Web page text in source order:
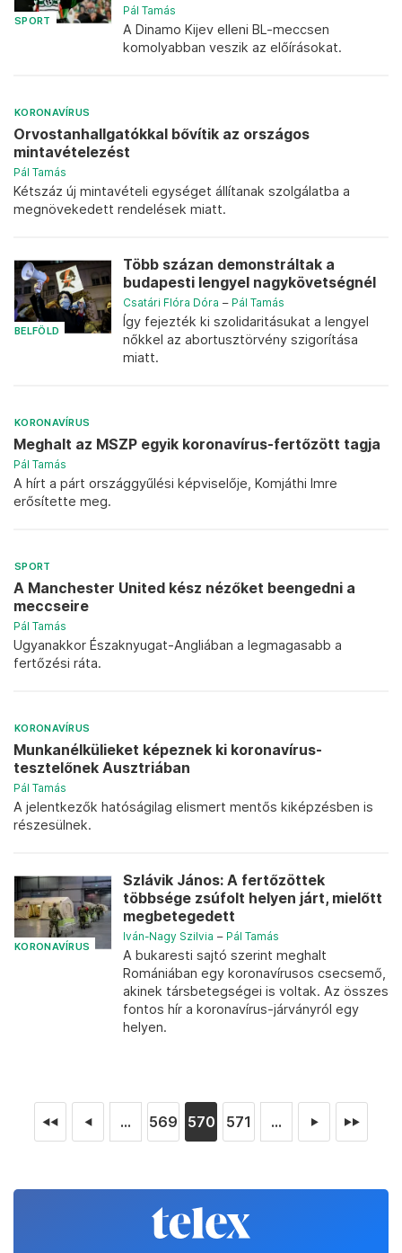
SPORT
Pál Tamás
A Dinamo Kijev elleni BL-meccsen
komolyabban veszik az előírásokat.
KORONAVÍRUS
Orvostanhallgatókkal bővítik az országos
mintavételezést
Pál Tamás
Kétszáz új mintavételi egységet állítanak szolgálatba a
megnövekedett rendelések miatt.
BELFÖLD
Több százan demonstráltak a
budapesti lengyel nagykövetségnél
Csatári Flóra Dóra – Pál Tamás
Így fejezték ki szolidaritásukat a lengyel
nőkkel az abortusztörvény szigorítása
miatt.
KORONAVÍRUS
Meghalt az MSZP egyik koronavírus-fertőzött tagja
Pál Tamás
A hírt a párt országgyűlési képviselője, Komjáthi Imre
erősítette meg.
SPORT
A Manchester United kész nézőket beengedni a
meccseire
Pál Tamás
Ugyanakkor Északnyugat-Angliában a legmagasabb a
fertőzési ráta.
KORONAVÍRUS
Munkanélkülieket képeznek ki koronavírus-
tesztelőnek Ausztriában
Pál Tamás
A jelentkezők hatóságilag elismert mentős kiképzésben is
részesülnek.
KORONAVÍRUS
Szlávik János: A fertőzöttek
többsége zsúfolt helyen járt, mielőtt
megbetegedett
Iván-Nagy Szilvia – Pál Tamás
A bukaresti sajtó szerint meghalt
Romániában egy koronavírusos csecsemő,
akinek társbetegségei is voltak. Az összes
fontos hír a koronavírus-járványról egy
helyen.
◄◄ ◄ ... 569 570 571 ... ► ►►